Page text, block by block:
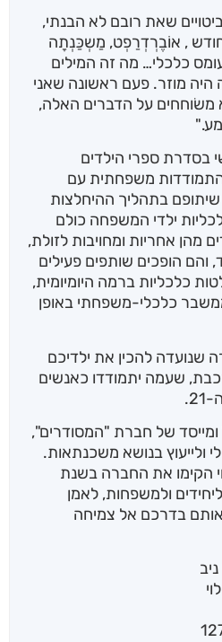
שאת רובם לא הבנתי,
, אוֹבֶרְדְרַפְט, מַשְכַּנְתָה
כלכלי… מה זה המילים
מוזר. פעם ראשונה שאני
על הדברים האלה,
בסדרת ספרי הילדים
משפחתית עם
בתהליך ההיחלצות
ילדי המשפחה כולם
מהן אחריות ומחויבות לזולת,
הופכים שותפים פעילים
כלכליות ברמה היומיומית,
כלכלי-משפחתי באופן
להכין את ילדיכם
שעמה יתמודדו כאנשים
ומייסד של חברת "המסודרים",
ולייעוץ בנושא משכנתאות.
הקימו את החברה בשנת
ליחידים ולמשפחות, לאמן
אותם בדרכם אל צמיחה